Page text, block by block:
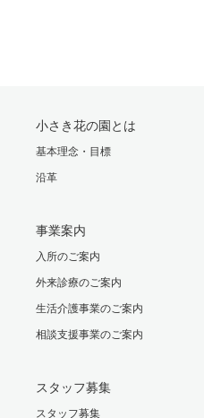
小さき花の園とは
基本理念・目標
沿革
事業案内
入所のご案内
外来診療のご案内
生活介護事業のご案内
相談支援事業のご案内
スタッフ募集
スタッフ募集